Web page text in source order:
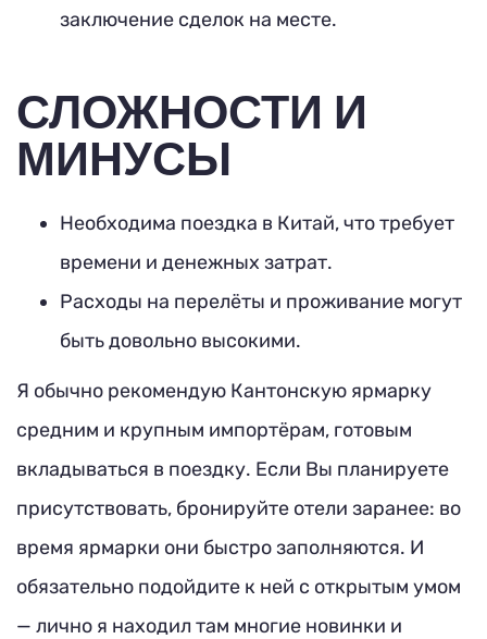
заключение сделок на месте.
СЛОЖНОСТИ И
МИНУСЫ
Необходима поездка в Китай, что требует
времени и денежных затрат.
Расходы на перелёты и проживание могут
быть довольно высокими.
Я обычно рекомендую Кантонскую ярмарку
средним и крупным импортёрам, готовым
вкладываться в поездку. Если Вы планируете
присутствовать, бронируйте отели заранее: во
время ярмарки они быстро заполняются. И
обязательно подойдите к ней с открытым умом
— лично я находил там многие новинки и